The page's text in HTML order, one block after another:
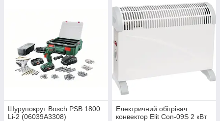
Шурупокрут Bosch PSB 1800
Li-2 (06039A3308)
Електричний обігрівач
конвектор Elit Con-09S 2 кВт